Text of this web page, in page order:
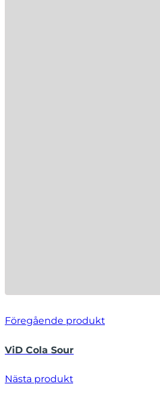
Föregående produkt
ViD Cola Sour
Nästa produkt